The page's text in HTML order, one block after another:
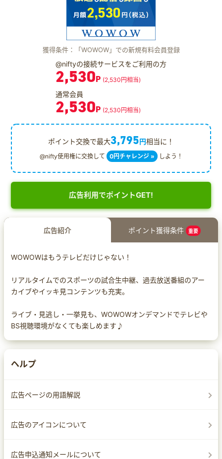
獲得条件：「WOWOW」での新規有料会員登録
@niftyの接続サービスをご利用の方
2,530P (2,530円相当)
通常会員
2,530P (2,530円相当)
ポイント交換で最大3,795円相当に！
@nifty使用権に交換して 0円チャレンジ » しよう！
広告利用でポイントGET!
広告紹介 ポイント獲得条件 重要
WOWOWはもうテレビだけじゃない！
リアルタイムでのスポーツの試合生中継、過去放送番組のアー
カイブやイッキ見コンテンツも充実。
ライブ・見逃し・一挙見も、WOWOWオンデマンドでテレビや
BS視聴環境がなくても楽しめます♪
ヘルプ
広告ページの用語解説
広告のアイコンについて
広告申込通知メールについて